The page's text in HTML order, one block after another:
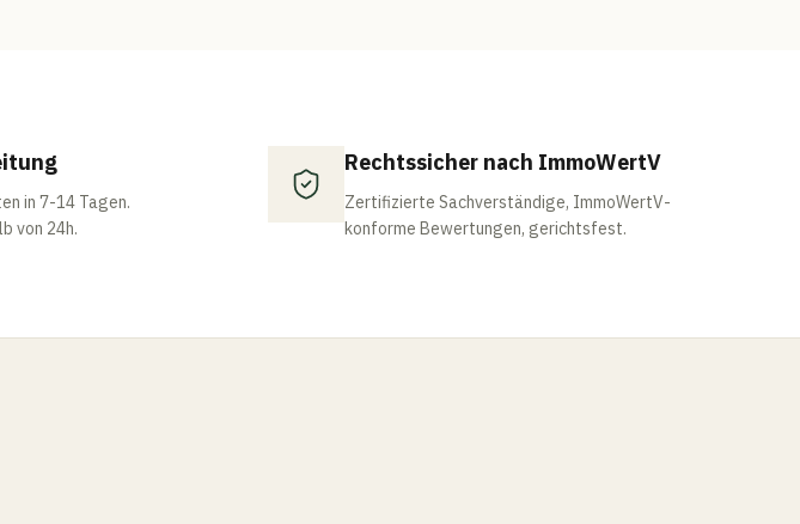
in 7-14 Tagen.
von 24h.
Rechtssicher nach ImmoWertV
Zertifizierte Sachverständige, ImmoWertV-
konforme Bewertungen, gerichtsfest.